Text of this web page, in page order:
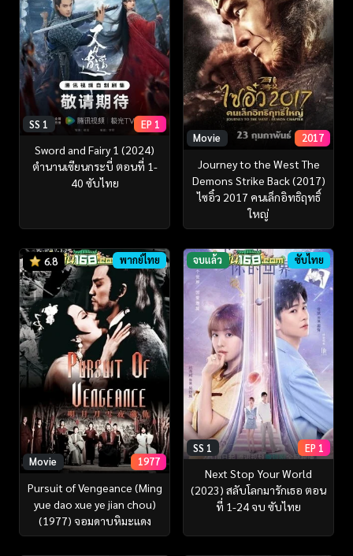
SS 1 EP 1
Sword and Fairy 1 (2024)
ตำนานเซียนกระบี่ ตอนที่ 1-
40 ซับไทย
Movie 2017
Journey to the West The
Demons Strike Back (2017)
ไซอิ๋ว 2017 คนเล็กอิทธิฤทธิ์
ใหญ่
6.8 พากย์ไทย
Movie 1977
Pursuit of Vengeance (Ming
yue dao xue ye jian chou)
(1977) จอมดาบหิมะแดง
จบแล้ว ซับไทย
SS 1 EP 1
Next Stop Your World
(2023) สลับโลกมารักเธอ ตอน
ที่ 1-24 จบ ซับไทย